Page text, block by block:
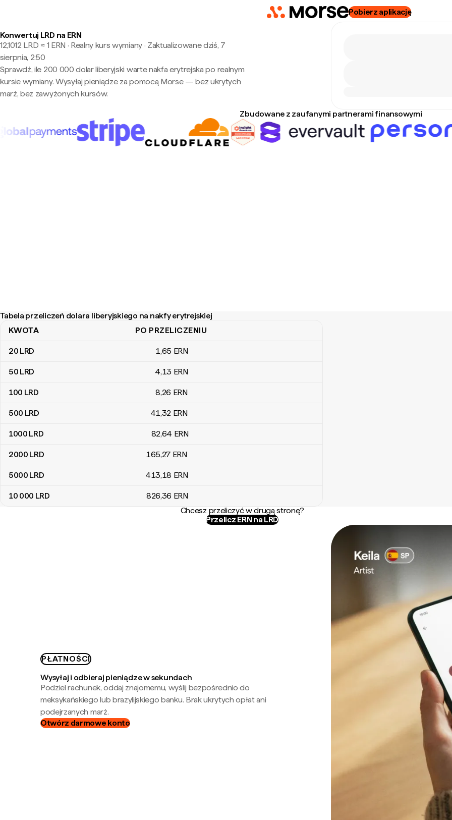
Pobierz aplikację
Konwertuj LRD na ERN
12,1012 LRD ≈ 1 ERN · Realny kurs wymiany· Zaktualizowane dziś, 7
sierpnia, 2:50
Sprawdź, ile 200 000 dolar liberyjski warte nakfa erytrejska po realnym
kursie wymiany. Wysyłaj pieniądze za pomocą Morse — bez ukrytych
marż, bez zawyżonych kursów.
Zbudowane z zaufanymi partnerami finansowymi
Tabela przeliczeń dolara liberyjskiego na nakfy erytrejskiej
Tabela przeliczeń dolara liberyjskiego na nakfy erytrejskiej
KWOTA PO PRZELICZENIU
20 LRD 1,65 ERN
50 LRD 4,13 ERN
100 LRD 8,26 ERN
500 LRD 41,32 ERN
1000 LRD 82,64 ERN
2000 LRD 165,27 ERN
5000 LRD 413,18 ERN
10 000 LRD 826,36 ERN
Chcesz przeliczyć w drugą stronę?
Przelicz ERN na LRD
PŁATNOŚCI
Wysyłaj i odbieraj pieniądze w sekundach
Podziel rachunek, oddaj znajomemu, wyślij bezpośrednio do
meksykańskiego lub brazylijskiego banku. Brak ukrytych opłat ani
podejrzanych marż.
Otwórz darmowe konto